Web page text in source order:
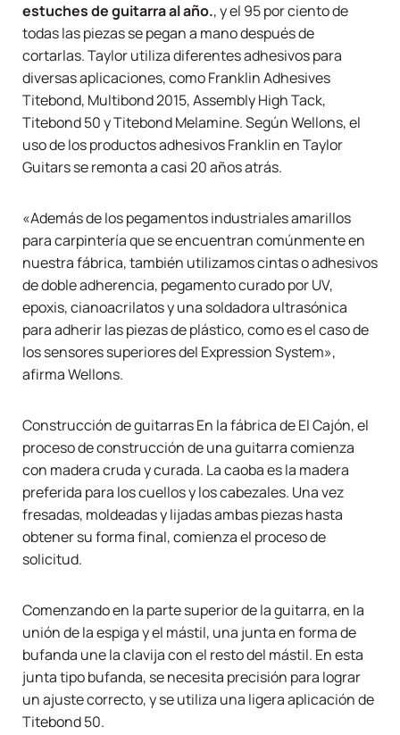
estuches de guitarra al año., y el 95 por ciento de
todas las piezas se pegan a mano después de
cortarlas. Taylor utiliza diferentes adhesivos para
diversas aplicaciones, como Franklin Adhesives
Titebond, Multibond 2015, Assembly High Tack,
Titebond 50 y Titebond Melamine. Según Wellons, el
uso de los productos adhesivos Franklin en Taylor
Guitars se remonta a casi 20 años atrás.
«Además de los pegamentos industriales amarillos
para carpintería que se encuentran comúnmente en
nuestra fábrica, también utilizamos cintas o adhesivos
de doble adherencia, pegamento curado por UV,
epoxis, cianoacrilatos y una soldadora ultrasónica
para adherir las piezas de plástico, como es el caso de
los sensores superiores del Expression System»,
afirma Wellons.
Construcción de guitarras En la fábrica de El Cajón, el
proceso de construcción de una guitarra comienza
con madera cruda y curada. La caoba es la madera
preferida para los cuellos y los cabezales. Una vez
fresadas, moldeadas y lijadas ambas piezas hasta
obtener su forma final, comienza el proceso de
solicitud.
Comenzando en la parte superior de la guitarra, en la
unión de la espiga y el mástil, una junta en forma de
bufanda une la clavija con el resto del mástil. En esta
junta tipo bufanda, se necesita precisión para lograr
un ajuste correcto, y se utiliza una ligera aplicación de
Titebond 50.